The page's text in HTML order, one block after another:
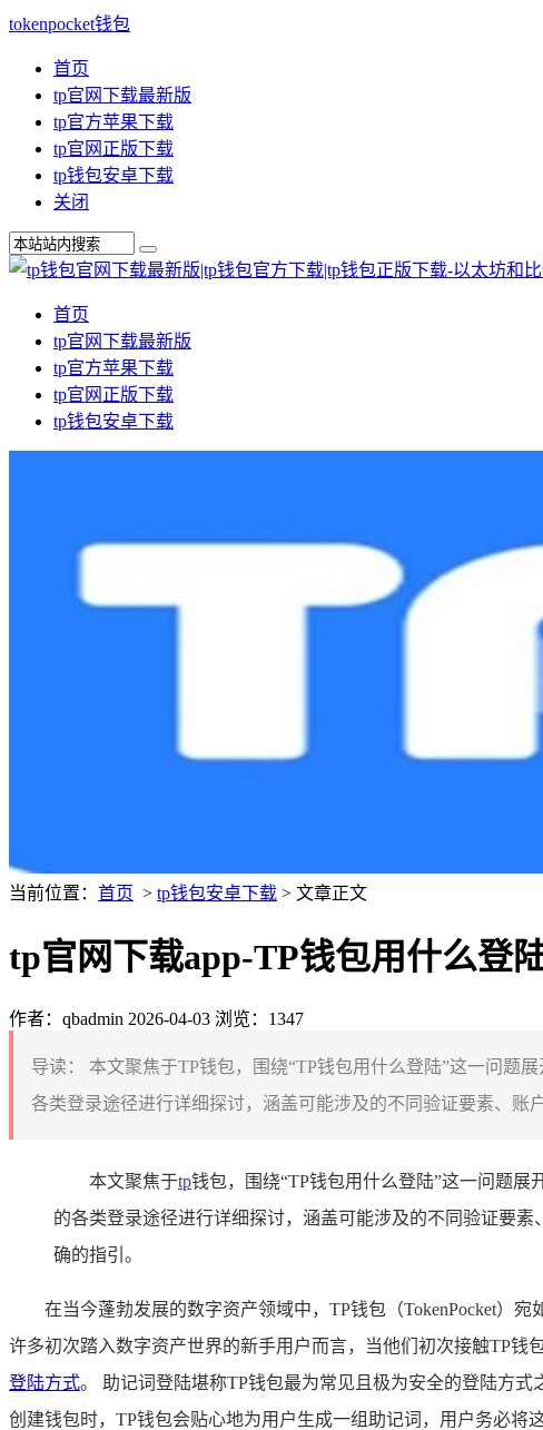
tokenpocket钱包
首页
tp官网下载最新版
tp官方苹果下载
tp官网正版下载
tp钱包安卓下载
关闭
首页
tp官网下载最新版
tp官方苹果下载
tp官网正版下载
tp钱包安卓下载
当前位置： 首页 > tp钱包安卓下载 > 文章正文
tp官网下载app-TP钱包用什么登
作者：qbadmin 2026-04-03 浏览：1347
导读：
本文聚焦于TP钱包，围绕“TP钱包用什么登陆”这一问题
各类登录途径进行详细探讨，涵盖可能涉及的不同验证要素、账
本文聚焦于tp钱包，围绕“TP钱包用什么登陆”这一问题
的各类登录途径进行详细探讨，涵盖可能涉及的不同验证要
确的指引。
在当今蓬勃发展的数字资产领域中，TP钱包（TokenPocket）
许多初次踏入数字资产世界的新手用户而言，当他们初次接触TP
登陆方式。 助记词登陆堪称TP钱包最为常见且极为安全的登陆方
创建钱包时，TP钱包会贴心地为用户生成一组助记词，用户务必将